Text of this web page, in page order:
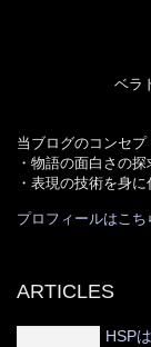
ベラ
当ブログのコンセプ
・物語の面白さの探
・表現の技術を身に
プロフィールはこち
ARTICLES
HSP